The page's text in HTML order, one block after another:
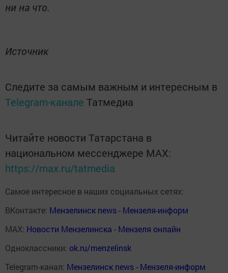
ни на что.
Источник
Следите за самым важным и интересным в
Telegram-канале Татмедиа
Читайте новости Татарстана в
национальном мессенджере MАХ:
https://max.ru/tatmedia
Самое интересное в наших социальных сетях:
ВКонтакте: Мензелинск news - Мензеля-информ
MAX: Новости Мензелинска - Мензеля онлайн
Одноклассники: ok.ru/menzelinsk
Telegram-канал: Мензелинск news - Мензеля-информ